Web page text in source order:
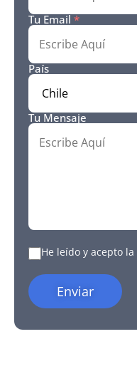
Tu Email*
País
Tu Mensaje
He leído y acepto la
Enviar